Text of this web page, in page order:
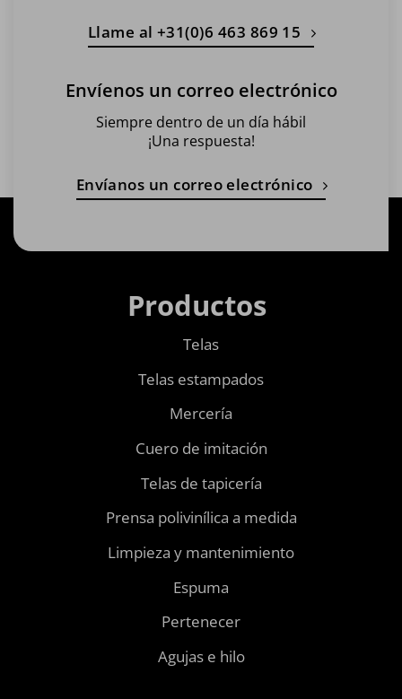
Llame al +31(0)6 463 869 15
Envíenos un correo electrónico
Siempre dentro de un día hábil
¡Una respuesta!
Envíanos un correo electrónico
Productos
Telas
Telas estampados
Mercería
Cuero de imitación
Telas de tapicería
Prensa polivinílica a medida
Limpieza y mantenimiento
Espuma
Pertenecer
Agujas e hilo